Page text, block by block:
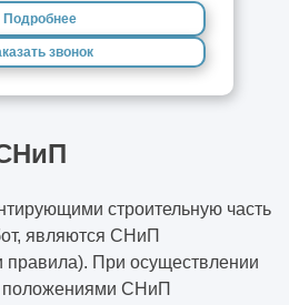
Подробнее
звонок
строительную часть
являются СНиП
правила). При осуществлении
положениями СНиП